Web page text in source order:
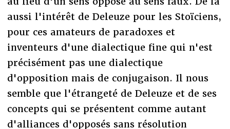
aussi l'intérêt de Deleuze pour les Stoïciens,
pour ces amateurs de paradoxes et
inventeurs d'une dialectique fine qui n'est
précisément pas une dialectique
d'opposition mais de conjugaison. Il nous
semble que l'étrangeté de Deleuze et de ses
concepts qui se présentent comme autant
d'alliances d'opposés sans résolution